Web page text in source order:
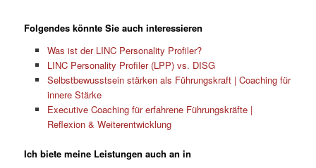
Folgendes könnte Sie auch interessieren
Was ist der LINC Personality Profiler?
LINC Personality Profiler (LPP) vs. DISG
Selbstbewusstsein stärken als Führungskraft | Coaching für
innere Stärke
Executive Coaching für erfahrene Führungskräfte |
Reflexion & Weiterentwicklung
Ich biete meine Leistungen auch an in